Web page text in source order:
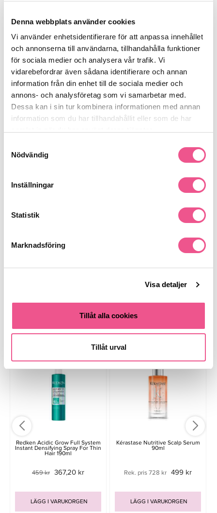
Denna webbplats använder cookies
Vi använder enhetsidentifierare för att anpassa innehållet
och annonserna till användarna, tillhandahålla funktioner
för sociala medier och analysera vår trafik. Vi
vidarebefordrar även sådana identifierare och annan
information från din enhet till de sociala medier och
annons- och analysföretag som vi samarbetar med.
Dessa kan i sin tur kombinera informationen med annan
information som du har tillhandahållit eller som de har
Nödvändig
Inställningar
Statistik
Marknadsföring
Visa detaljer
Tillåt alla cookies
Tillåt urval
Stärker tunt och platt hår från rot till topp
Stödjer en hälsosam hårbotten
Professionell behandling 100ml
Användning
Applicera direkt i hårbotten och längder i handdukstorkat eller
torrt hår. Massera försiktigt in och låt verka utan att skölja ur.
Använd regelbundet för bästa resultat.
Redken Acidic Grow Full System Scalp & Hair Serum for Thin or
Flat Hair 100ml är det perfekta valet för dig som vill ge tunt hår
mer styrka, fyllighet och en friskare känsla från grunden.
Se mer
Produktdetaljer
Recensioner
Finns i:
Hår Behandling Styling
Fint & Volym
Liknande produkter
Redken Acidic Grow Full System
Instant Densifying Spray For Thin
Hair 190ml
459 kr 367,20 kr
LÄGG I VARUKORGEN
Kérastase Nutritive Scalp Serum
90ml
Rek. pris 728 kr 499 kr
LÄGG I VARUKORGEN